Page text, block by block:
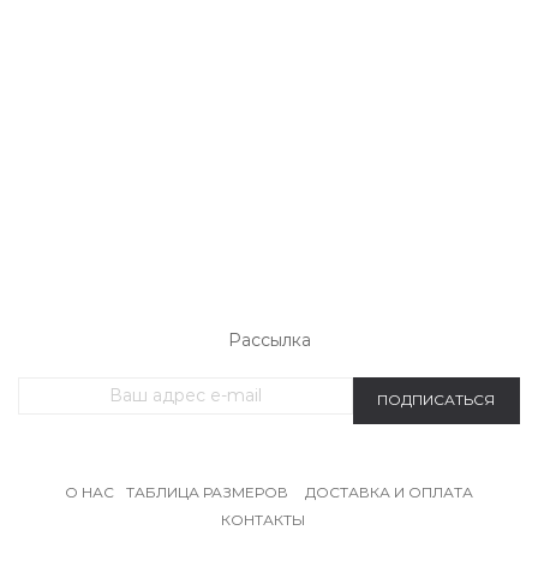
Рассылка
ПОДПИСАТЬСЯ
О НАС ТАБЛИЦА РАЗМЕРОВ
ДОСТАВКА И ОПЛАТА
КОНТАКТЫ